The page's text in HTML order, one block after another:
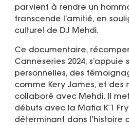
parvient à rendre un
transcende l’amitié, en
culturel de DJ Mehdi.
Ce documentaire,
Canneseries 2024, s’appuie
personnelles, des
comme Kery James, et des
collaboré avec Mehdi. Il
débuts avec la Mafia K’1
déterminant dans l’histoire